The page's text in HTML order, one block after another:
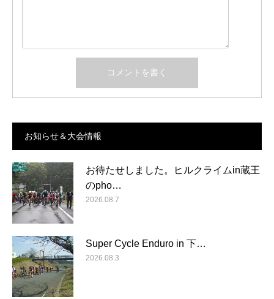
お知らせ＆大会情報
お待たせしました。ヒルクライムin蔵王
のpho…
2026.08.7
Super Cycle Enduro in 下…
2026.08.3